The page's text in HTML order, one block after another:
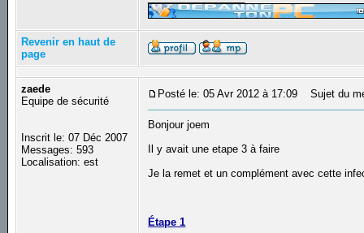
Revenir en haut de
page
zaede
Equipe de sécurité
Inscrit le: 07 Déc 2007
Messages: 593
Localisation: est
Posté le: 05 Avr 2012 à 17:09 Sujet du
Bonjour joem
Il y avait une etape 3 à faire
Je la remet et un complément avec cette
Étape 1